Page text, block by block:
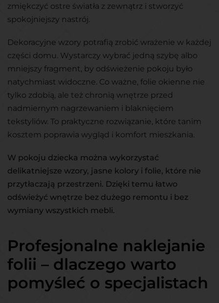
zmiękczyć ostre światła z zewnątrz i stworzyć
spokojniejszy nastrój.
Dekoracyjne wzory potrafią zrobić wrażenie w każdej
części domu. Wystarczy wybrać jedną szybę albo
mniejszy fragment, by odświeżenie pokoju było
natychmiast widoczne. Co ważne, folie okienne nie
tylko zdobią, ale też chronią wnętrze przed
nadmiernym nagrzewaniem i blaknięciem
tekstyliów. To praktyczne rozwiązanie, które tanim
kosztem poprawia wygląd i komfort mieszkania.
W pokoju dziecka można wykorzystać
delikatniejsze wzory, jasne kolory i folie, które nie
przytłaczają przestrzeni. Dzięki temu łatwo
odświeżyć wnętrze bez dużego remontu i bez
wymiany wszystkich mebli.
Profesjonalne naklejanie
folii – dlaczego warto
pomyśleć o specjalistach